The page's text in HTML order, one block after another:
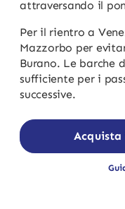
attraversando il
Per il rientro a
Mazzorbo per
Burano. Le barche
sufficiente per i
successive.